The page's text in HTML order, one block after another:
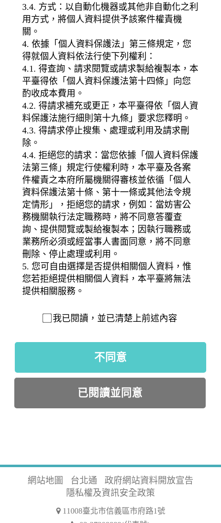
3.4. 方式：以自動化機器或其他非自動化之利
用方式，將個人資料提供予該案件權責機
關。
4. 依據「個人資料保護法」第三條規定，您
得就個人資料依法行使下列權利：
4.1. 得查詢、請求閱覽或請求製給複製本，本
平臺得依「個人資料保護法第十四條」向您
酌收成本費用。
4.2. 得請求補充或更正，本平臺得依「個人資
料保護法施行細則第十九條」要求您釋明。
4.3. 得請求停止搜集、處理或利用及請求刪
除。
4.4. 拒絕您的請求：當您依據「個人資料保護
法第三條」規定行使權利時，本平臺及各案
件權責之本府所屬機關得審核並依循「個人
資料保護法第十條、第十一條或其他法令規
定情形」，拒絕您的請求，例如：當妨害公
務機關執行法定職務時，將不同意答覆查
詢、提供閱覽或製給複製本；因執行職務或
業務所必須或經當事人書面同意，將不同意
刪除、停止處理或利用。
5. 您可自由選擇是否提供相關個人資料，惟
您若拒絕提供相關個人資料，本平臺將無法
提供相關服務。
我已閱讀，並已清楚上前述內容
不同意
已閱讀並同意
網站地圖 台北通
政府網站資料開放宣告
隱私權及資訊安全政策
11008臺北市信義區市府路1號